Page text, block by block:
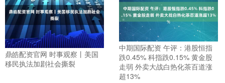
鼎皓配资官网 时事观察丨美国
移民执法加剧社会撕裂
中期国际配资 午评：港股恒指
跌0.45% 科指跌0.15% 黄金股
走弱 外卖大战白热化茶百道涨
超13%